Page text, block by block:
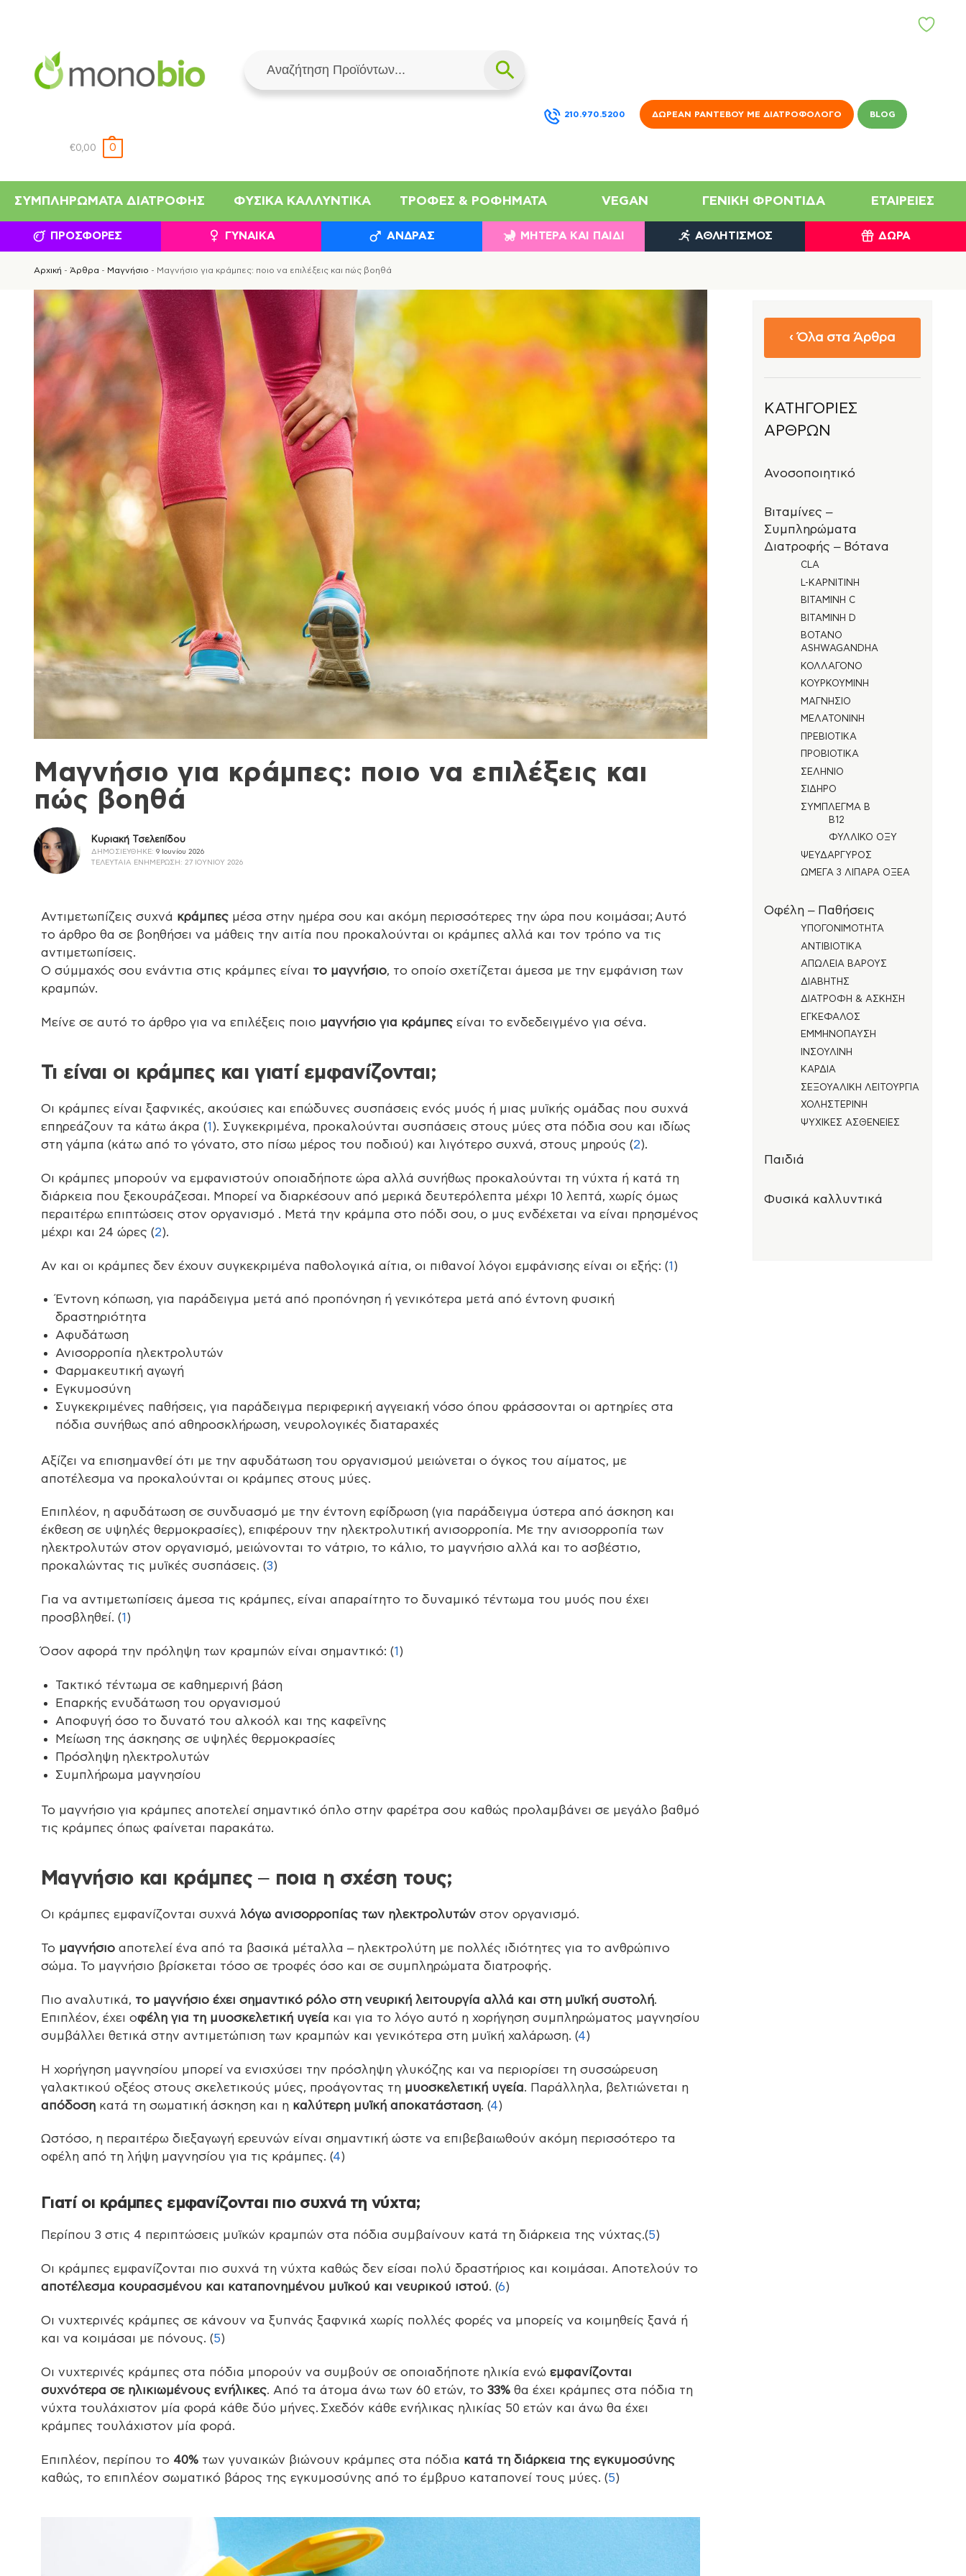
210.970.5200 ΔΩΡΕΆΝ ΡΑΝΤΕΒΟΎ ΜΕ ΔΙΑΤΡΟΦΟΛΌΓΟ BLOG
ΑΓ
€0,00 0
ΣΥΜΠΛΗΡΏΜΑΤΑ ΔΙΑΤΡΟΦΉΣ ΦΥΣΙΚΆ ΚΑΛΛΥΝΤΙΚΆ ΤΡΟΦΈΣ & ΡΟΦΉΜΑΤΑ VEGAN ΓΕΝΙΚΉ ΦΡΟΝΤΊΔΑ ΕΤΑΙΡΕΊΕΣ
ΠΡΟΣΦΟΡΈΣ ΓΥΝΑΊΚΑ ΆΝΔΡΑΣ ΜΗΤΈΡΑ ΚΑΙ ΠΑΙΔΊ ΑΘΛΗΤΙΣΜΌΣ ΔΏΡΑ
Αρχική -Άρθρα - Μαγνήσιο - Μαγνήσιο για κράμπες: ποιο να επιλέξεις και πώς βοηθά
Μαγνήσιο για κράμπες: ποιο να επιλέξεις και
πώς βοηθά
Κυριακή Τσελεπίδου
ΔΗΜΟΣΙΕΎΘΗΚΕ:9 Ιουνίου 2026
ΤΕΛΕΥΤΑΊΑ ΕΝΗΜΈΡΩΣΗ: 27 ΙΟΥΝΊΟΥ 2026
Αντιμετωπίζεις συχνά κράμπες μέσα στην ημέρα σου και ακόμη περισσότερες την ώρα που κοιμάσαι; Αυτό
το άρθρο θα σε βοηθήσει να μάθεις την αιτία που προκαλούνται οι κράμπες αλλά και τον τρόπο να τις
αντιμετωπίσεις.
Ο σύμμαχός σου ενάντια στις κράμπες είναι το μαγνήσιο, το οποίο σχετίζεται άμεσα με την εμφάνιση των
κραμπών.
Μείνε σε αυτό το άρθρο για να επιλέξεις ποιο μαγνήσιο για κράμπες είναι το ενδεδειγμένο για σένα.
Τι είναι οι κράμπες και γιατί εμφανίζονται;
Οι κράμπες είναι ξαφνικές, ακούσιες και επώδυνες συσπάσεις ενός μυός ή μιας μυϊκής ομάδας που συχνά
επηρεάζουν τα κάτω άκρα (1 ). Συγκεκριμένα, προκαλούνται συσπάσεις στους μύες στα πόδια σου και ιδίως
στη γάμπα (κάτω από το γόνατο, στο πίσω μέρος του ποδιού) και λιγότερο συχνά, στους μηρούς (2).
Οι κράμπες μπορούν να εμφανιστούν οποιαδήποτε ώρα αλλά συνήθως προκαλούνται τη νύχτα ή κατά τη
διάρκεια που ξεκουράζεσαι. Μπορεί να διαρκέσουν από μερικά δευτερόλεπτα μέχρι 10 λεπτά, χωρίς όμως
περαιτέρω επιπτώσεις στον οργανισμό . Μετά την κράμπα στο πόδι σου, ο μυς ενδέχεται να είναι πρησμένος
μέχρι και 24 ώρες (2).
Αν και οι κράμπες δεν έχουν συγκεκριμένα παθολογικά αίτια, οι πιθανοί λόγοι εμφάνισης είναι οι εξής: (1 )
Έντονη κόπωση, για παράδειγμα μετά από προπόνηση ή γενικότερα μετά από έντονη φυσική
δραστηριότητα
Αφυδάτωση
Ανισορροπία ηλεκτρολυτών
Φαρμακευτική αγωγή
Εγκυμοσύνη
Συγκεκριμένες παθήσεις, για παράδειγμα περιφερική αγγειακή νόσο όπου φράσσονται οι αρτηρίες στα
πόδια συνήθως από αθηροσκλήρωση, νευρολογικές διαταραχές
Αξίζει να επισημανθεί ότι με την αφυδάτωση του οργανισμού μειώνεται ο όγκος του αίματος, με
αποτέλεσμα να προκαλούνται οι κράμπες στους μύες.
Επιπλέον, η αφυδάτωση σε συνδυασμό με την έντονη εφίδρωση (για παράδειγμα ύστερα από άσκηση και
έκθεση σε υψηλές θερμοκρασίες), επιφέρουν την ηλεκτρολυτική ανισορροπία. Με την ανισορροπία των
ηλεκτρολυτών στον οργανισμό, μειώνονται το νάτριο, το κάλιο, το μαγνήσιο αλλά και το ασβέστιο,
προκαλώντας τις μυϊκές συσπάσεις. (3)
Για να αντιμετωπίσεις άμεσα τις κράμπες, είναι απαραίτητο το δυναμικό τέντωμα του μυός που έχει
προσβληθεί. (1 )
Όσον αφορά την πρόληψη των κραμπών είναι σημαντικό: (1 )
Τακτικό τέντωμα σε καθημερινή βάση
Επαρκής ενυδάτωση του οργανισμού
Αποφυγή όσο το δυνατό του αλκοόλ και της καφεΐνης
Μείωση της άσκησης σε υψηλές θερμοκρασίες
Πρόσληψη ηλεκτρολυτών
Συμπλήρωμα μαγνησίου
Το μαγνήσιο για κράμπες αποτελεί σημαντικό όπλο στην φαρέτρα σου καθώς προλαμβάνει σε μεγάλο βαθμό
τις κράμπες όπως φαίνεται παρακάτω.
Μαγνήσιο και κράμπες – ποια η σχέση τους;
Οι κράμπες εμφανίζονται συχνά λόγω ανισορροπίας των ηλεκτρολυτών στον οργανισμό.
Το μαγνήσιο αποτελεί ένα από τα βασικά μέταλλα – ηλεκτρολύτη με πολλές ιδιότητες για το ανθρώπινο
σώμα. Το μαγνήσιο βρίσκεται τόσο σε τροφές όσο και σε συμπληρώματα διατροφής.
Πιο αναλυτικά, το μαγνήσιο έχει σημαντικό ρόλο στη νευρική λειτουργία αλλά και στη μυϊκή συστολή.
Επιπλέον, έχει οφέλη για τη μυοσκελετική υγεία και για το λόγο αυτό η χορήγηση συμπληρώματος μαγνησίου
συμβάλλει θετικά στην αντιμετώπιση των κραμπών και γενικότερα στη μυϊκή χαλάρωση. (4)
Η χορήγηση μαγνησίου μπορεί να ενισχύσει την πρόσληψη γλυκόζης και να περιορίσει τη συσσώρευση
γαλακτικού οξέος στους σκελετικούς μύες, προάγοντας τη μυοσκελετική υγεία. Παράλληλα, βελτιώνεται η
απόδοση κατά τη σωματική άσκηση και η καλύτερη μυϊκή αποκατάσταση. (4)
Ωστόσο, η περαιτέρω διεξαγωγή ερευνών είναι σημαντική ώστε να επιβεβαιωθούν ακόμη περισσότερο τα
οφέλη από τη λήψη μαγνησίου για τις κράμπες. (4)
Γιατί οι κράμπες εμφανίζονται πιο συχνά τη νύχτα;
Περίπου 3 στις 4 περιπτώσεις μυϊκών κραμπών στα πόδια συμβαίνουν κατά τη διάρκεια της νύχτας.(5)
Οι κράμπες εμφανίζονται πιο συχνά τη νύχτα καθώς δεν είσαι πολύ δραστήριος και κοιμάσαι. Αποτελούν το
αποτέλεσμα κουρασμένου και καταπονημένου μυϊκού και νευρικού ιστού. (6)
Οι νυχτερινές κράμπες σε κάνουν να ξυπνάς ξαφνικά χωρίς πολλές φορές να μπορείς να κοιμηθείς ξανά ή
και να κοιμάσαι με πόνους. (5)
Οι νυχτερινές κράμπες στα πόδια μπορούν να συμβούν σε οποιαδήποτε ηλικία ενώεμφανίζονται
συχνότερα σε ηλικιωμένους ενήλικες. Από τα άτομα άνω των 60 ετών, το33% θα έχει κράμπες στα πόδια τη
νύχτα τουλάχιστον μία φορά κάθε δύο μήνες. Σχεδόν κάθε ενήλικας ηλικίας 50 ετών και άνω θα έχει
κράμπες τουλάχιστον μία φορά.
Επιπλέον, περίπου το 40% των γυναικών βιώνουν κράμπες στα πόδια κατά τη διάρκεια της εγκυμοσύνης
καθώς, το επιπλέον σωματικό βάρος της εγκυμοσύνης από το έμβρυο καταπονεί τους μύες. (5)
‹ Όλα στα Άρθρα
ΚΑΤΗΓΟΡΊΕΣ
ΆΡΘΡΩΝ
Ανοσοποιητικό
Βιταμίνες –
Συμπληρώματα
Διατροφής – Βότανα
CLA
L-ΚΑΡΝΙΤΊΝΗ
ΒΙΤΑΜΊΝΗ C
ΒΙΤΑΜΊΝΗ D
ΒΌΤΑΝΟ
ASHWAGANDHA
ΚΟΛΛΑΓΌΝΟ
ΚΟΥΡΚΟΥΜΊΝΗ
ΜΑΓΝΉΣΙΟ
ΜΕΛΑΤΟΝΊΝΗ
ΠΡΕΒΙΟΤΙΚΆ
ΠΡΟΒΙΟΤΙΚΆ
ΣΕΛΉΝΙΟ
ΣΊΔΗΡΟ
ΣΎΜΠΛΕΓΜΑ Β
Β12
ΦΥΛΛΙΚΌ ΟΞΎ
ΨΕΥΔΆΡΓΥΡΟΣ
ΩΜΈΓΑ 3 ΛΙΠΑΡΆ ΟΞΈΑ
Οφέλη – Παθήσεις
YΠΟΓΟΝΙΜΌΤΗΤΑ
ΑΝΤΙΒΙΟΤΙΚΆ
ΑΠΏΛΕΙΑ ΒΆΡΟΥΣ
ΔΙΑΒΉΤΗΣ
ΔΙΑΤΡΟΦΉ & ΆΣΚΗΣΗ
ΕΓΚΈΦΑΛΟΣ
ΕΜΜΗΝΌΠΑΥΣΗ
ΙΝΣΟΥΛΊΝΗ
ΚΑΡΔΙΆ
ΣΕΞΟΥΑΛΙΚΉ ΛΕΙΤΟΥΡΓΊΑ
ΧΟΛΗΣΤΕΡΊΝΗ
ΨΥΧΙΚΈΣ ΑΣΘΈΝΕΙΕΣ
Παιδιά
Φυσικά καλλυντικά